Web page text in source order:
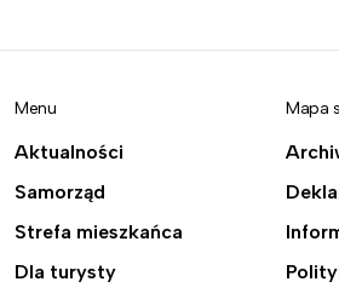
Menu
Aktualności
Samorząd
Strefa mieszkańca
Dla turysty
Mapa